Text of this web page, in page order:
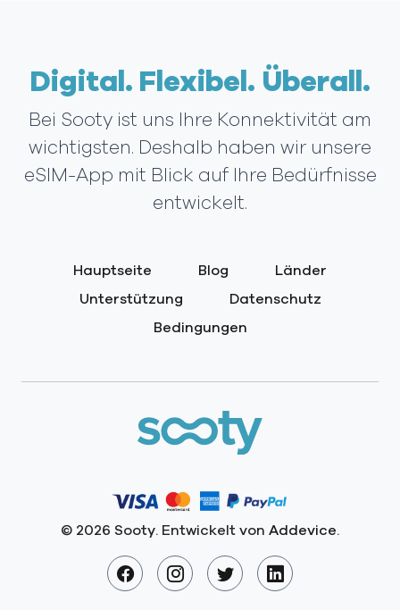
Digital. Flexibel. Überall.
Bei Sooty ist uns Ihre Konnektivität am
wichtigsten. Deshalb haben wir unsere
eSIM-App mit Blick auf Ihre Bedürfnisse
entwickelt.
Hauptseite Blog
Länder
Unterstützung
Datenschutz
Bedingungen
© 2026 Sooty. Entwickelt von Addevice.